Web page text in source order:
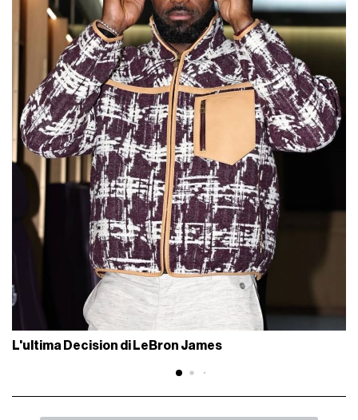
L'ultima Decision di LeBron James